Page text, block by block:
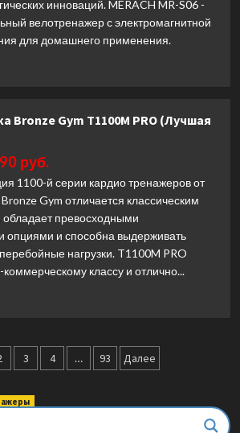
инноваций. MERACH MR-S06 -
велотренажер с электромагнитной
для домашнего применения.
Bronze Gym T1100M PRO (Лучшая
руб.
1100-й серии кардио тренажеров от
Gym отличается классическим
обладает превосходными
опциями и способна выдерживать
нагрузки. T1100M PRO
коммерческому классу и отлично...
3 4 … 93 Далее
тренажер DFC E8745T